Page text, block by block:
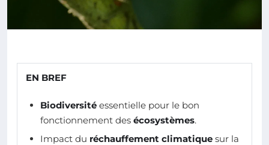
EN BREF
Biodiversité essentielle pour le bon
fonctionnement des écosystèmes.
Impact du réchauffement climatique sur la